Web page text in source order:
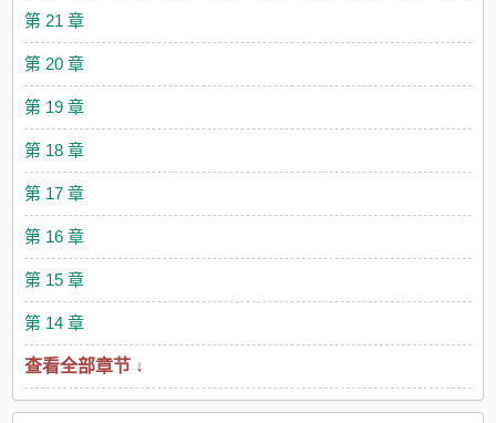
写书每天只想打打架。还是自己软萌可爱的纲吉弟弟来的可爱。
今天也是想回家的一天。等等！几天不见，他家弟弟怎么也成
boss了？！不可以，这太刑了！世界如此美好，人们却如此暴
要帮手。那边那个做饭好吃的金发黑皮服务生，就你了！带领不
了什么？为什么反派们突然开始专注干饭不搞事了？还有那个目
第 21 章
第 20 章
第 19 章
第 18 章
第 17 章
第 16 章
第 15 章
第 14 章
查看全部章节 ↓